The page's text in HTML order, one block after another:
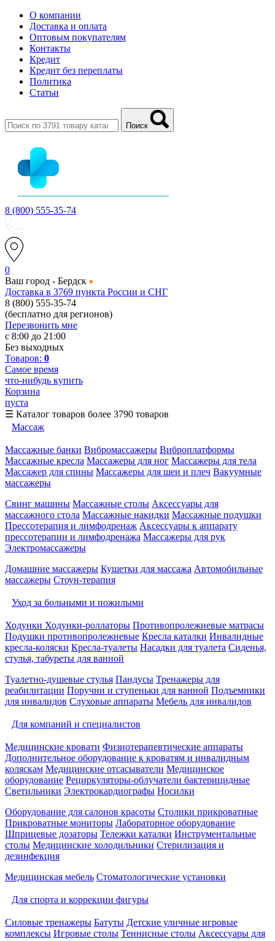
О компании
Доставка и оплата
Оптовым покупателям
Контакты
Кредит
Кредит без переплаты
Политика
Статьи
Поиск
8 (800) 555-35-74
0
Ваш город - Бердск
Доставка в 3769 пункта России и СНГ
8 (800) 555-35-74
(бесплатно для регионов)
Перезвонить мне
с 8:00 до 21:00
Без выходных
Товаров: 0
Самое время
что-нибудь купить
Корзина
пуста
☰ Каталог товаров более 3790 товаров
Массаж
Массажные банки Вибромассажеры Виброплатформы
Массажные кресла Массажеры для ног Массажеры для тела
Массажер для спины Массажеры для шеи и плеч Вакуумные
массажеры
Свинг машины Массажные столы Аксессуары для
массажного стола Массажные накидки Массажные подушки
Прессотерапия и лимфодренаж Аксессуары к аппарату
прессотерапии и лимфодренажа Массажеры для рук
Электромассажеры
Домашние массажеры Кушетки для массажа Автомобильные
массажеры Стоун-терапия
Уход за больными и пожилыми
Ходунки Ходунки-роллаторы Противопролежневые матрасы
Подушки противопролежневые Кресла каталки Инвалидные
кресла-коляски Кресла-туалеты Насадки для туалета Сиденья,
стулья, табуреты для ванной
Туалетно-душевые стулья Пандусы Тренажеры для
реабилитации Поручни и ступеньки для ванной Подъемники
для инвалидов Слуховые аппараты Мебель для инвалидов
Для компаний и специалистов
Медицинские кровати Физиотерапевтические аппараты
Дополнительное оборудование к кроватям и инвалидным
коляскам Медицинские отсасыватели Медицинское
оборудование Рециркуляторы-облучатели бактерицидные
Светильники Электрокардиографы Носилки
Оборудование для салонов красоты Столики прикроватные
Прикроватные мониторы Лабораторное оборудование
Шприцевые дозаторы Тележки каталки Инструментальные
столы Медицинские холодильники Стерилизация и
дезинфекция
Медицинская мебель Стоматологические установки
Для спорта и коррекции фигуры
Силовые тренажеры Батуты Детские уличные игровые
комплексы Игровые столы Теннисные столы Аксессуары для